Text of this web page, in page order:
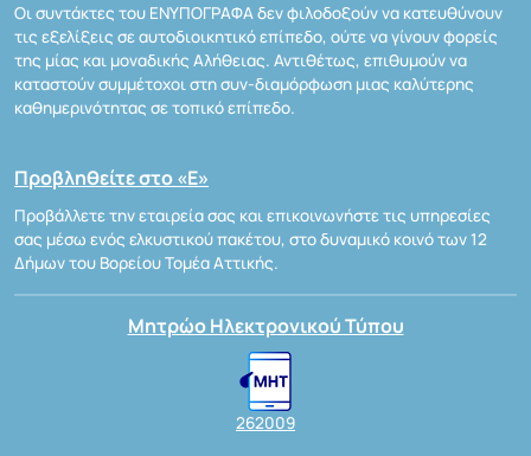
Οι συντάκτες του ΕΝΥΠΟΓΡΑΦΑ δεν φιλοδοξούν να κατευθύνουν
τις εξελίξεις σε αυτοδιοικητικό επίπεδο, ούτε να γίνουν φορείς
της μίας και μοναδικής Αλήθειας. Αντιθέτως, επιθυμούν να
καταστούν συμμέτοχοι στη συν-διαμόρφωση μιας καλύτερης
καθημερινότητας σε τοπικό επίπεδο.
Προβληθείτε στο «Ε»
Προβάλλετε την εταιρεία σας και επικοινωνήστε τις υπηρεσίες
σας μέσω ενός ελκυστικού πακέτου, στο δυναμικό κοινό των 12
Δήμων του Βορείου Τομέα Αττικής.
Μητρώο Ηλεκτρονικού Τύπου
262009